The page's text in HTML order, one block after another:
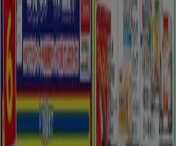
Schweiz
United Arab
Ceská republika
България
広告